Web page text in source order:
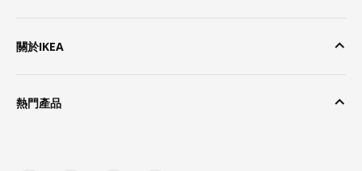
關於IKEA
熱門產品